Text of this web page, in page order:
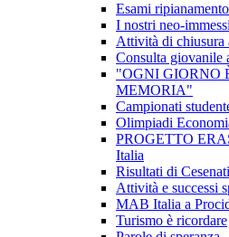
Esami
I nostri neo-
Attività di chiusura
Consulta giovanile
"OGNI GIORNO
MEMORIA"
Campionati
Olimpiadi
PROGETTO
Italia
Risultati di
Attività e successi
MAB Italia a
Turismo è ricordare